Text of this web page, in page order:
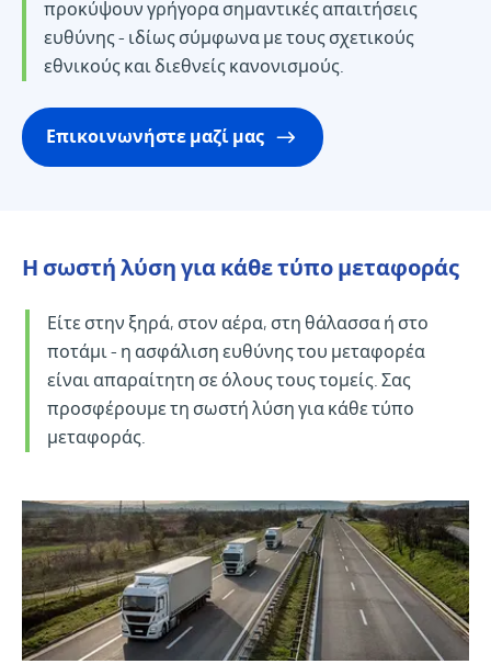
προκύψουν γρήγορα σημαντικές απαιτήσεις
ευθύνης - ιδίως σύμφωνα με τους σχετικούς
εθνικούς και διεθνείς κανονισμούς.
Επικοινωνήστε μαζί μας
Η σωστή λύση για κάθε τύπο μεταφοράς
Είτε στην ξηρά, στον αέρα, στη θάλασσα ή στο
ποτάμι - η ασφάλιση ευθύνης του μεταφορέα
είναι απαραίτητη σε όλους τους τομείς. Σας
προσφέρουμε τη σωστή λύση για κάθε τύπο
μεταφοράς.